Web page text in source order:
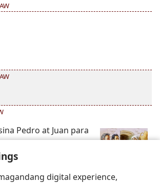
digital experience,
Pedro at Juan para
at ang iba pang